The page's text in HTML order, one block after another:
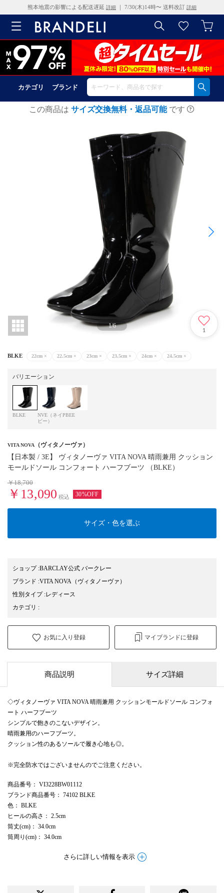
熊本地震の影響による配送遅延 詳細 ｜ 7/30(木)14時〜 送料改訂 詳細
カテゴリ ブランド
この商品は サイズ交換無料・返品可能 です
1/6
1
BLKE 22cm × 22.5cm × 23cm × 23.5cm × 24cm × 24.5cm ×
バリエーション
BLKE
NVE（ネイ
ビー）
PBEE
VITA NOVA （ヴィタノーヴァ）
【日本製 / 3E】 ヴィタノーヴァ VITA NOVA 晴雨兼用 クッション
モールドソール コンフォート ハーフブーツ （BLKE）
￥18,700
￥13,090 税込 30%OFF
サイズ・色を選ぶ
ショップ:BARCLAY公式 バークレー
ブランド :VITA NOVA （ヴィタノーヴァ）
性別タイプ:レディース
カテゴリ :
お気に入り登録 マイブランドに登録
商品説明 サイズ詳細
◇ヴィタノーヴァ VITA NOVA 晴雨兼用 クッションモールドソール コンフォ
ート ハーフブーツ
シンプルで飽きのこないデザイン。
晴雨兼用のハーフブーツ。
クッション性のあるソールで履き心地も◎。
※完全防水ではございませんのでご注意ください。
商品番号 ： VI3228BW01112
ブランド商品番号 ： 74102 BLKE
色 ： BLKE
ヒールの高さ ： 2.5cm
筒丈(cm) ： 34.0cm
筒周り(cm) ： 34.0cm
さらに詳しい情報を表示